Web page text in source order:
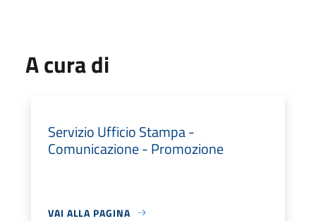
A cura di
Servizio Ufficio Stampa -
Comunicazione - Promozione
VAI ALLA PAGINA